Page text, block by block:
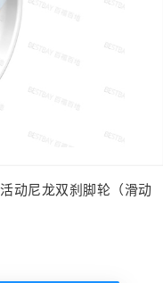
动尼龙双刹脚轮（滑动